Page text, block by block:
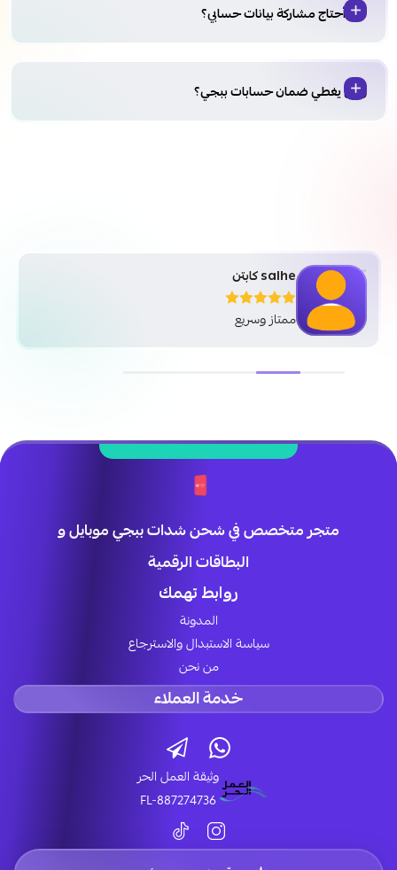
هل أحتاج مشاركة بيانات حسابي؟
وش يغطي ضمان حسابات ببجي؟
salhe كابتن
ممتاز وسريع
متجر متخصص في شحن شدات ببجي موبايل و
البطاقات الرقمية
روابط تهمك
المدونة
سياسة الاستبدال والاسترجاع
من نحن
خدمة العملاء
وثيقة العمل الحر
FL-887274736